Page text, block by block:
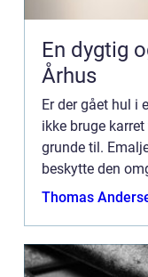
En dygtig
Århus
Er der gået hul i
ikke bruge
grunde til.
beskytte den
trænger fugt ind
Thomas